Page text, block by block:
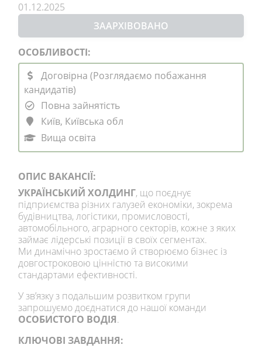
01.12.2025
ЗААРХІВОВАНО
ОСОБЛИВОСТІ:
Договірна (Розглядаємо побажання
кандидатів)
Повна зайнятість
Київ, Київська обл
Вища освіта
ОПИС ВАКАНСІЇ:
УКРАЇНСЬКИЙ ХОЛДИНГ, що поєднує
підприємства різних галузей економіки, зокрема
будівництва, логістики, промисловості,
автомобільного, аграрного секторів, кожне з яких
займає лідерські позиції в своїх сегментах.
Ми динамічно зростаємо й створюємо бізнес із
довгостроковою цінністю та високими
стандартами ефективності.
У зв’язку з подальшим розвитком групи
запрошуємо доєднатися до нашої команди
ОСОБИСТОГО ВОДІЯ.
КЛЮЧОВІ ЗАВДАННЯ: